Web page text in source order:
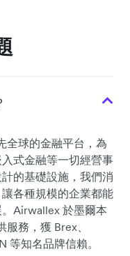
全球的金融平台，為
式金融等一切經營事
的基礎設施，我們消
各種規模的企業都能
Airwallex 於墨爾本
務，獲 Brex、
等知名品牌信賴。